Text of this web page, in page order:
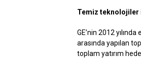
Temiz teknolojiler
GE’nin 2012
arasında yapılan
toplam yatırım